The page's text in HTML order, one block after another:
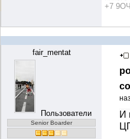
+7
fair_mentat
Пользователи
Senior Boarder
И